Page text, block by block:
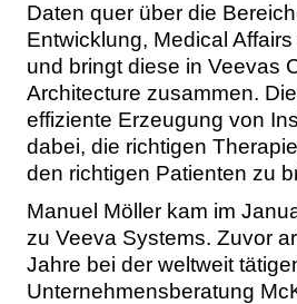
Daten quer über die
Entwicklung, Medical
und bringt diese in Veevas
Architecture zusammen.
effiziente Erzeugung von
dabei, die richtigen
den richtigen Patienten zu
Manuel Möller kam im
zu Veeva Systems. Zuvor
Jahre bei der weltweit
Unternehmensberatung